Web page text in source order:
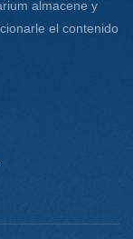
almacene y
el contenido